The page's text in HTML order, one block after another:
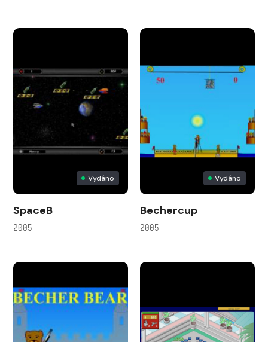
Vydáno
SpaceB
2005
Vydáno
Bechercup
2005